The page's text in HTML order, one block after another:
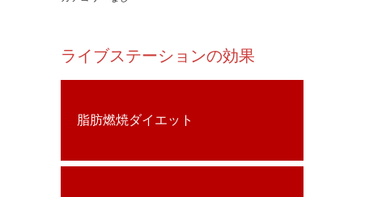
ライブステーションの効果
脂肪燃焼ダイエット